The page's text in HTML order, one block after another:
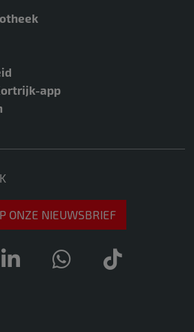
app
ONZE NIEUWSBRIEF